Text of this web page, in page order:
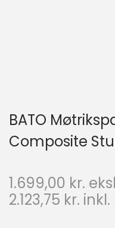
BATO
Composite
1.699,00 kr.
2.123,75 kr.